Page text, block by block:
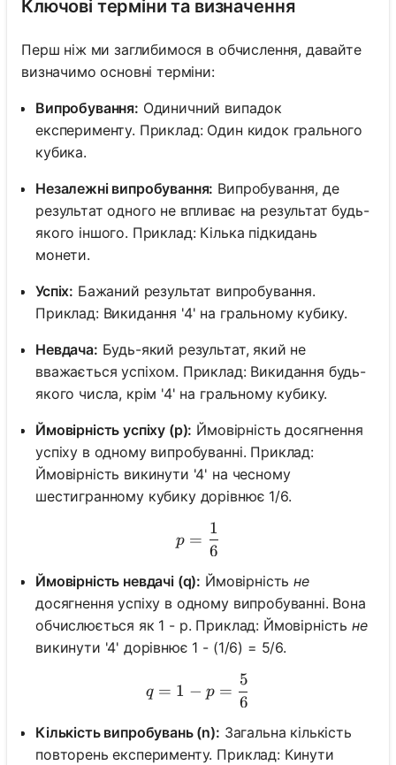
Ключові терміни та визначення
Перш ніж ми заглибимося в обчислення, давайте
визначимо основні терміни:
Випробування: Одиничний випадок
експерименту. Приклад: Один кидок грального
кубика.
Незалежні випробування: Випробування, де
результат одного не впливає на результат будь-
якого іншого. Приклад: Кілька підкидань
монети.
Успіх: Бажаний результат випробування.
Приклад: Викидання '4' на гральному кубику.
Невдача: Будь-який результат, який не
вважається успіхом. Приклад: Викидання будь-
якого числа, крім '4' на гральному кубику.
Ймовірність успіху (p): Ймовірність досягнення
успіху в одному випробуванні. Приклад:
Ймовірність викинути '4' на чесному
шестигранному кубику дорівнює 1/6.
p = \frac{1}{6}
p =
6
1
Ймовірність невдачі (q): Ймовірністьне
досягнення успіху в одному випробуванні. Вона
обчислюється як 1 - p. Приклад: Ймовірність не
викинути '4' дорівнює 1 - (1/6) = 5/6.
q = 1 - p = \frac{5}{6}
q = 1 − p =
6
5
Кількість випробувань (n): Загальна кількість
повторень експерименту. Приклад: Кинути